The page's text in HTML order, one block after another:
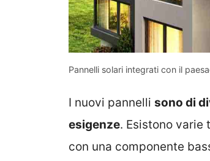
Pannelli solari integrati con il
I nuovi pannelli sono di
esigenze. Esistono varie
con una componente